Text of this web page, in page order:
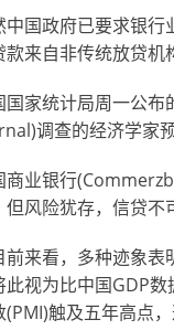
中国政府已要求银
款来自非传统放贷机
国家统计局周一公
调查的经济学家
商业银行
但风险犹存，信贷不
前来看，多种迹象表
此视为比中国GDP
(PMI)触及五年高点